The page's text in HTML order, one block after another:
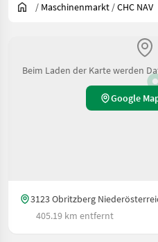
/ Maschinenmarkt /CHC NAV
Beim Laden der Karte werden
Google
3123 Obritzberg
405.19 km entfernt